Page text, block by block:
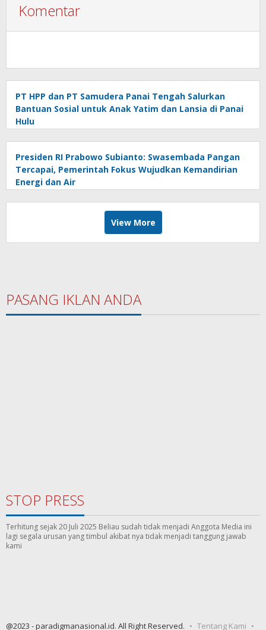
Komentar
PT HPP dan PT Samudera Panai Tengah Salurkan
Bantuan Sosial untuk Anak Yatim dan Lansia di Panai
Hulu
Presiden RI Prabowo Subianto: Swasembada Pangan
Tercapai, Pemerintah Fokus Wujudkan Kemandirian
Energi dan Air
View More
PASANG IKLAN ANDA
STOP PRESS
Terhitung sejak 20 Juli 2025 Beliau sudah tidak menjadi Anggota Media ini
lagi segala urusan yang timbul akibat nya tidak menjadi tanggung jawab
kami
@2023 - paradigmanasional.id. All Right Reserved. Tentang Kami